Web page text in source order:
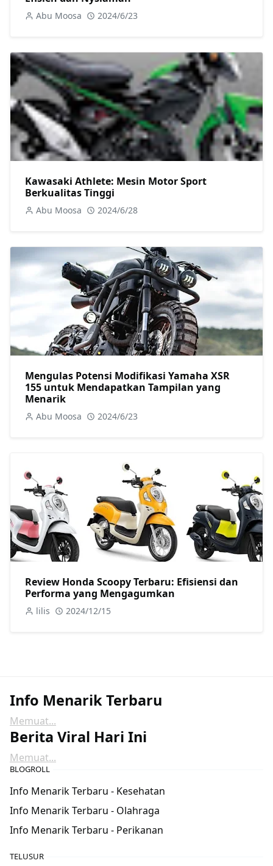
Abu Moosa 2024/6/23
Kawasaki Athlete: Mesin Motor Sport
Berkualitas Tinggi
Abu Moosa 2024/6/28
Mengulas Potensi Modifikasi Yamaha XSR
155 untuk Mendapatkan Tampilan yang
Menarik
Abu Moosa 2024/6/23
Review Honda Scoopy Terbaru: Efisiensi dan
Performa yang Mengagumkan
lilis 2024/12/15
Info Menarik Terbaru
Memuat...
Berita Viral Hari Ini
Memuat...
BLOGROLL
Info Menarik Terbaru - Kesehatan
Info Menarik Terbaru - Olahraga
Info Menarik Terbaru - Perikanan
TELUSUR